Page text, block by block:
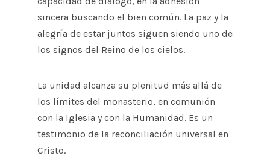
sincera buscando el bien común. La paz y la
alegría de estar juntos siguen siendo uno de
los signos del Reino de los cielos.
La unidad alcanza su plenitud más allá de
los límites del monasterio, en comunión
con la Iglesia y con la Humanidad. Es un
testimonio de la reconciliación universal en
Cristo.